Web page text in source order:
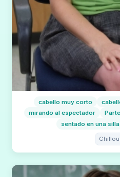
cabello muy corto
mirando al espectador
sentado en una silla